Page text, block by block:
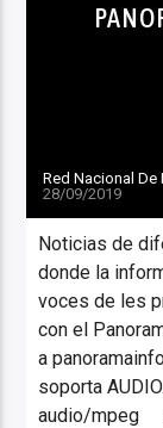
Red Nacional
28/09/2019
Noticias de
donde la
voces de
con el
a
soporta
audio/mpeg